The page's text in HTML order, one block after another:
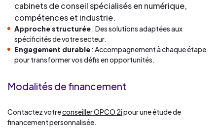
cabinets de conseil spécialisés en numérique,
compétences et industrie.
Approche structurée: Des solutions adaptées aux
spécificités de votre secteur.
Engagement durable: Accompagnement à chaque étape
pour transformer vos défis en opportunités.
Modalités de financement
Contactez votreconseiller OPCO 2ipour une étude de
financement personnalisée.